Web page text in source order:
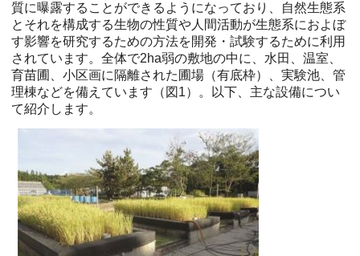
質に曝露することができるようになっており、自然生態系
とそれを構成する生物の性質や人間活動が生態系におよぼ
す影響を研究するための方法を開発・試験するために利用
されています。全体で2ha弱の敷地の中に、水田、温室、
育苗圃、小区画に隔離された圃場（有底枠）、実験池、管
理棟などを備えています（図1）。以下、主な設備につい
て紹介します。